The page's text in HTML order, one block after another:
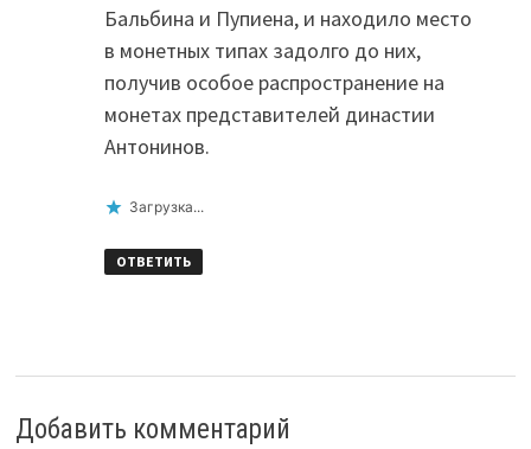
Бальбина и Пупиена, и находило место
в монетных типах задолго до них,
получив особое распространение на
монетах представителей династии
Антонинов.
Загрузка...
ОТВЕТИТЬ
Добавить комментарий